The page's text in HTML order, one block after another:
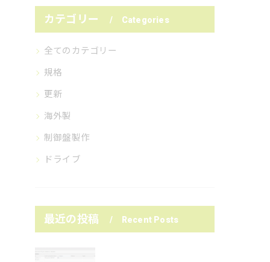
カテゴリー Categories
全てのカテゴリー
規格
更新
海外製
制御盤製作
ドライブ
最近の投稿 Recent Posts